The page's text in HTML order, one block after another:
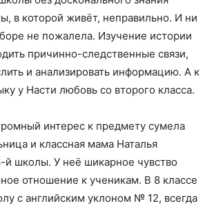
в которой живёт, неправильно. И ни
не пожалела. Изучение истории
причинно-следственные связи,
и анализировать информацию. А к
у Насти любовь со второго класса.
интерес к предмету сумела
и классная мама Наталья
й школы. У неё шикарное чувство
отношение к ученикам. В 8 классе
с английским уклоном № 12, всегда